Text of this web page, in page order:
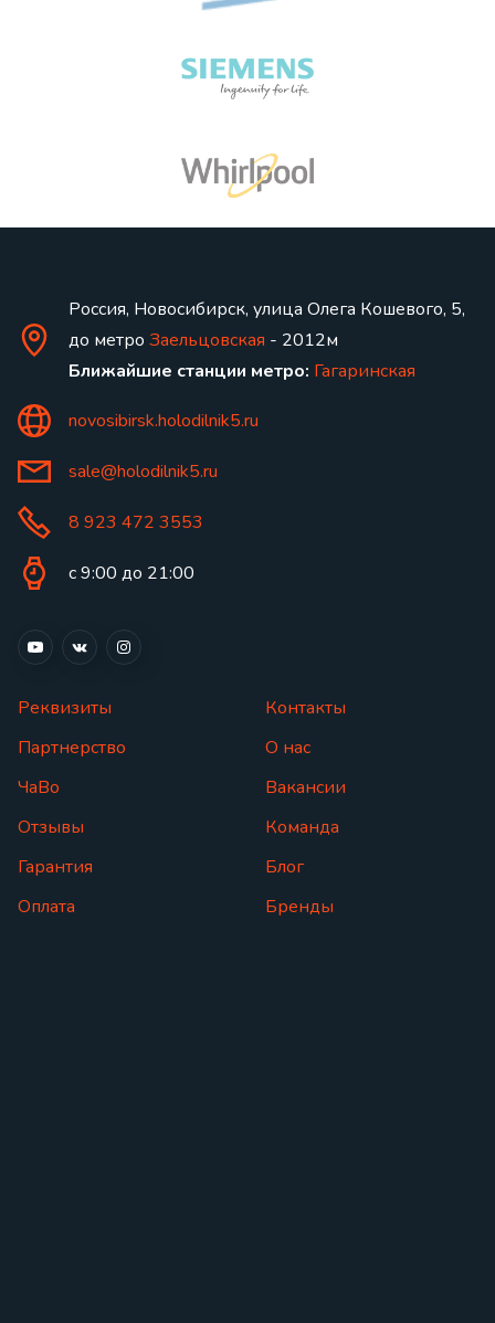
Россия, Новосибирск, улица Олега Кошевого, 5,
до метро Заельцовская - 2012м
Ближайшие станции метро: Гагаринская
novosibirsk.holodilnik5.ru
sale@holodilnik5.ru
8 923 472 3553
с 9:00 до 21:00
Реквизиты
Партнерство
ЧаВо
Отзывы
Гарантия
Оплата
Контакты
О нас
Вакансии
Команда
Блог
Бренды